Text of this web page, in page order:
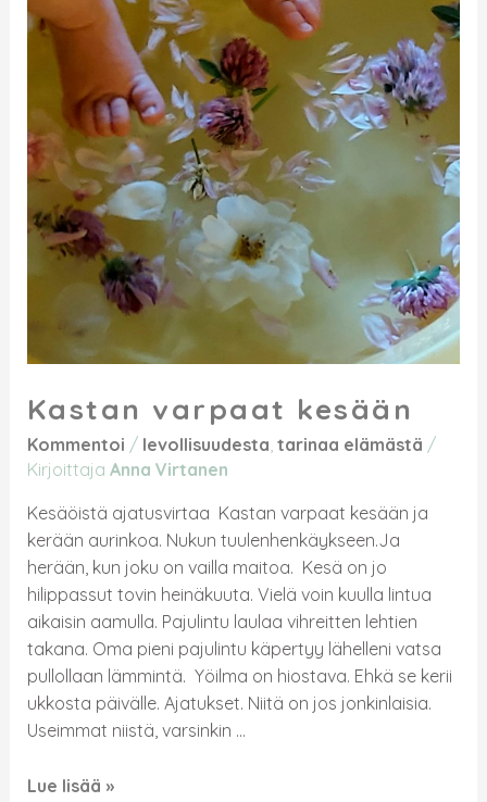
Kastan varpaat kesään
Kommentoi / levollisuudesta, tarinaa elämästä /
Kirjoittaja Anna Virtanen
Kesäöistä ajatusvirtaa Kastan varpaat kesään ja
kerään aurinkoa. Nukun tuulenhenkäykseen.Ja
herään, kun joku on vailla maitoa. Kesä on jo
hilippassut tovin heinäkuuta. Vielä voin kuulla lintua
aikaisin aamulla. Pajulintu laulaa vihreitten lehtien
takana. Oma pieni pajulintu käpertyy lähelleni vatsa
pullollaan lämmintä. Yöilma on hiostava. Ehkä se kerii
ukkosta päivälle. Ajatukset. Niitä on jos jonkinlaisia.
Useimmat niistä, varsinkin …
Lue lisää »